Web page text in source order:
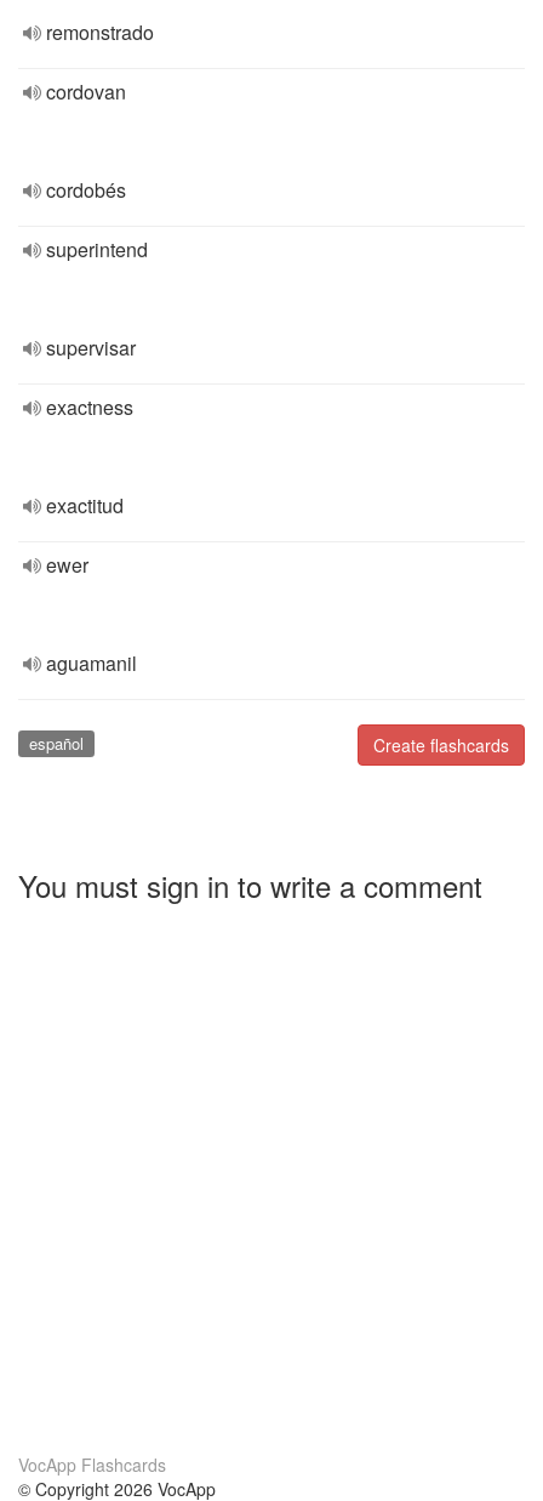
remonstrado
cordovan
cordobés
superintend
supervisar
exactness
exactitud
ewer
aguamanil
Create flashcards
español
You must sign in to write a comment
VocApp Flashcards
© Copyright 2026 VocApp